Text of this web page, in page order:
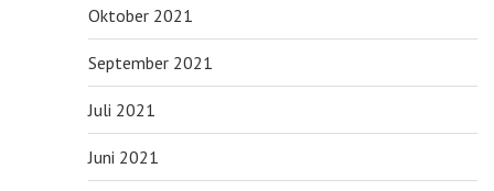
Oktober 2021
September 2021
Juli 2021
Juni 2021